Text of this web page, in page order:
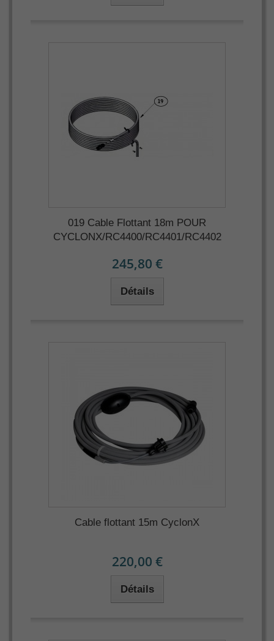
019 Cable Flottant 18m POUR
CYCLONX/RC4400/RC4401/RC4402
245,80 €
Détails
Cable flottant 15m CyclonX
220,00 €
Détails